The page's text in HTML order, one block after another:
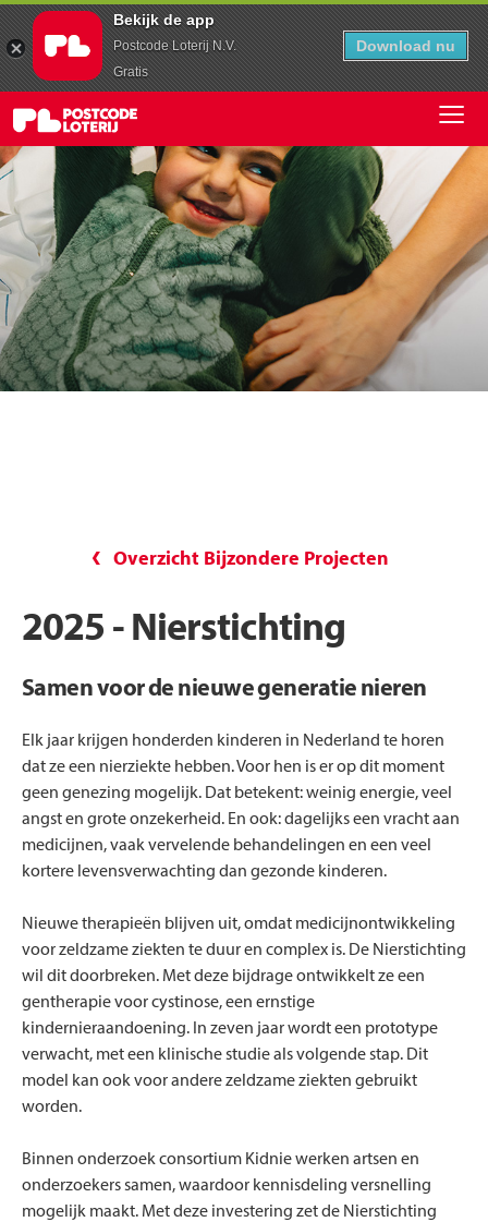
Bekijk de app
Postcode Loterij N.V.
Gratis
Download nu
Overzicht Bijzondere Projecten
2025 - Nierstichting
Samen voor de nieuwe generatie nieren
Elk jaar krijgen honderden kinderen in Nederland te horen
dat ze een nierziekte hebben. Voor hen is er op dit moment
geen genezing mogelijk. Dat betekent: weinig energie, veel
angst en grote onzekerheid. En ook: dagelijks een vracht aan
medicijnen, vaak vervelende behandelingen en een veel
kortere levensverwachting dan gezonde kinderen.
Nieuwe therapieën blijven uit, omdat medicijnontwikkeling
voor zeldzame ziekten te duur en complex is. De Nierstichting
wil dit doorbreken. Met deze bijdrage ontwikkelt ze een
gentherapie voor cystinose, een ernstige
kindernieraandoening. In zeven jaar wordt een prototype
verwacht, met een klinische studie als volgende stap. Dit
model kan ook voor andere zeldzame ziekten gebruikt
worden.
Binnen onderzoek consortium Kidnie werken artsen en
onderzoekers samen, waardoor kennisdeling versnelling
mogelijk maakt. Met deze investering zet de Nierstichting